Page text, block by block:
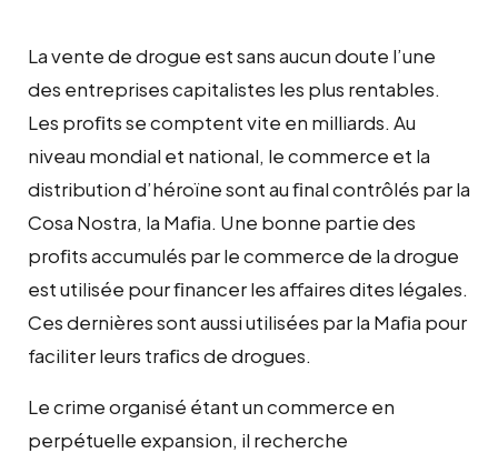
La vente de drogue est sans aucun doute l’une
des entreprises capitalistes les plus rentables.
Les proﬁts se comptent vite en milliards. Au
niveau mondial et national, le commerce et la
distribution d’héroïne sont au ﬁnal contrôlés par la
Cosa Nostra, la Maﬁa. Une bonne partie des
proﬁts accumulés par le commerce de la drogue
est utilisée pour ﬁnancer les affaires dites légales.
Ces dernières sont aussi utilisées par la Maﬁa pour
faciliter leurs traﬁcs de drogues.
Le crime organisé étant un commerce en
perpétuelle expansion, il recherche